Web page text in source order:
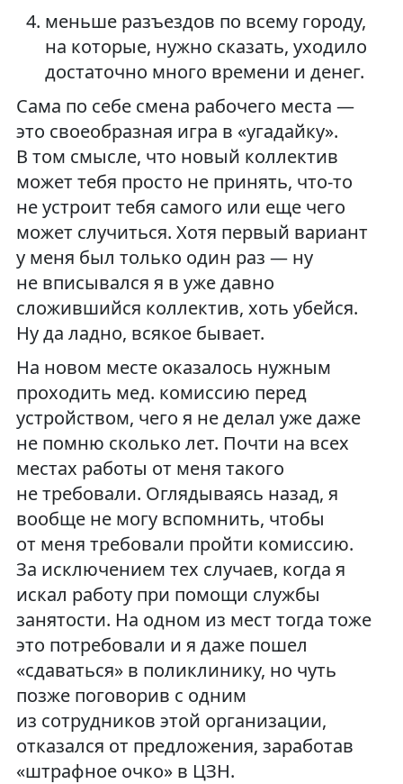
меньше разъездов по всему городу,
на которые, нужно сказать, уходило
достаточно много времени и денег.
Сама по себе смена рабочего места —
это своеобразная игра в «угадайку».
В том смысле, что новый коллектив
может тебя просто не принять, что-то
не устроит тебя самого или еще чего
может случиться. Хотя первый вариант
у меня был только один раз — ну
не вписывался я в уже давно
сложившийся коллектив, хоть убейся.
Ну да ладно, всякое бывает.
На новом месте оказалось нужным
проходить мед. комиссию перед
устройством, чего я не делал уже даже
не помню сколько лет. Почти на всех
местах работы от меня такого
не требовали. Оглядываясь назад, я
вообще не могу вспомнить, чтобы
от меня требовали пройти комиссию.
За исключением тех случаев, когда я
искал работу при помощи службы
занятости. На одном из мест тогда тоже
это потребовали и я даже пошел
«сдаваться» в поликлинику, но чуть
позже поговорив с одним
из сотрудников этой организации,
отказался от предложения, заработав
«штрафное очко» в ЦЗН.